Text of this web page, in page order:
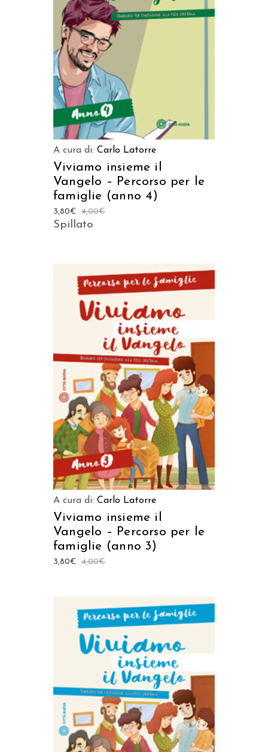
AGGIUNGI AL CARRELLO
A cura di: Carlo Latorre
Viviamo insieme il
Vangelo – Percorso per le
famiglie (anno 4)
4,00€
3,80€
Spillato
AGGIUNGI AL CARRELLO
A cura di: Carlo Latorre
Viviamo insieme il
Vangelo – Percorso per le
famiglie (anno 3)
4,00€
3,80€
AGGIUNGI AL CARRELLO